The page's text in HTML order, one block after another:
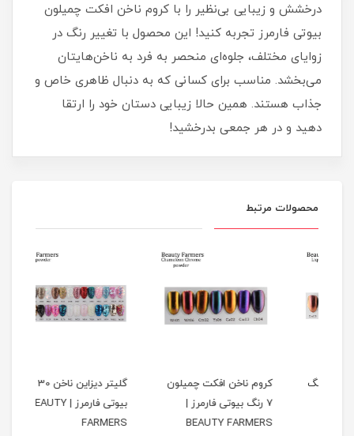
درخشش و زیبایی بی‌نظیر را با کروم ناخن افکت چمیلون
بیوتی فارمرز تجربه کنید! این محصول با تغییر رنگ در
زوایای مختلف، جلوه‌ای منحصر به فرد به ناخن‌هایتان
می‌بخشد. مناسب برای کسانی که به دنبال ظاهری خاص و
جذاب هستند. همین حالا زیبایی دستان خود را ارتقا
دهید و در هر جمعی بدرخشید!
محصولات مرتبط
کروم ناخن افکت چمیلون
7 رنگ بیوتی فارمرز |
BEAUTY FARMERS
گلیتر دیزاین ناخن 30 رنگ
بیوتی فارمرز | BEAUTY
FARMERS